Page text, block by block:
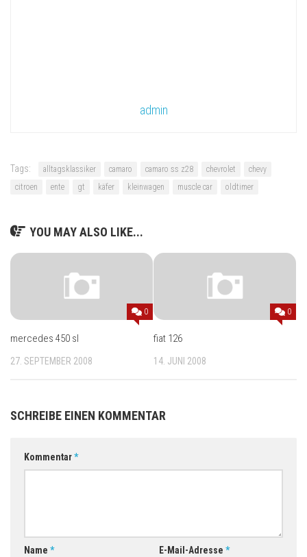
admin
Tags: alltagsklassiker camaro camaro ss z28 chevrolet
chevy
citroen
ente gt käfer kleinwagen muscle car oldtimer
YOU MAY ALSO LIKE...
0
mercedes 450 sl
27. SEPTEMBER 2008
0
fiat 126
14. JUNI 2008
SCHREIBE EINEN KOMMENTAR
Kommentar*
Name * E-Mail-Adresse *